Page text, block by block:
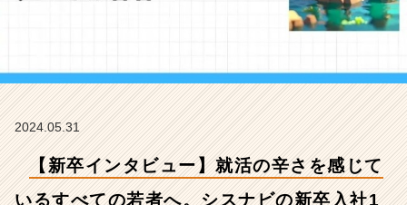
へ。
の
新
2024.05.31
【新卒インタビュー】就活の辛さを感じて
いるすべての若者へ。シスナビの新卒入社1